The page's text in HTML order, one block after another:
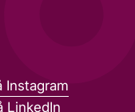
Instagram
LinkedIn